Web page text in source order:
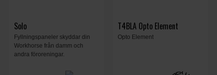
Solo
Fyllningspaneler skyddar din
Workhorse från damm och
andra föroreningar.
T4BLA Opto Element
Opto Element